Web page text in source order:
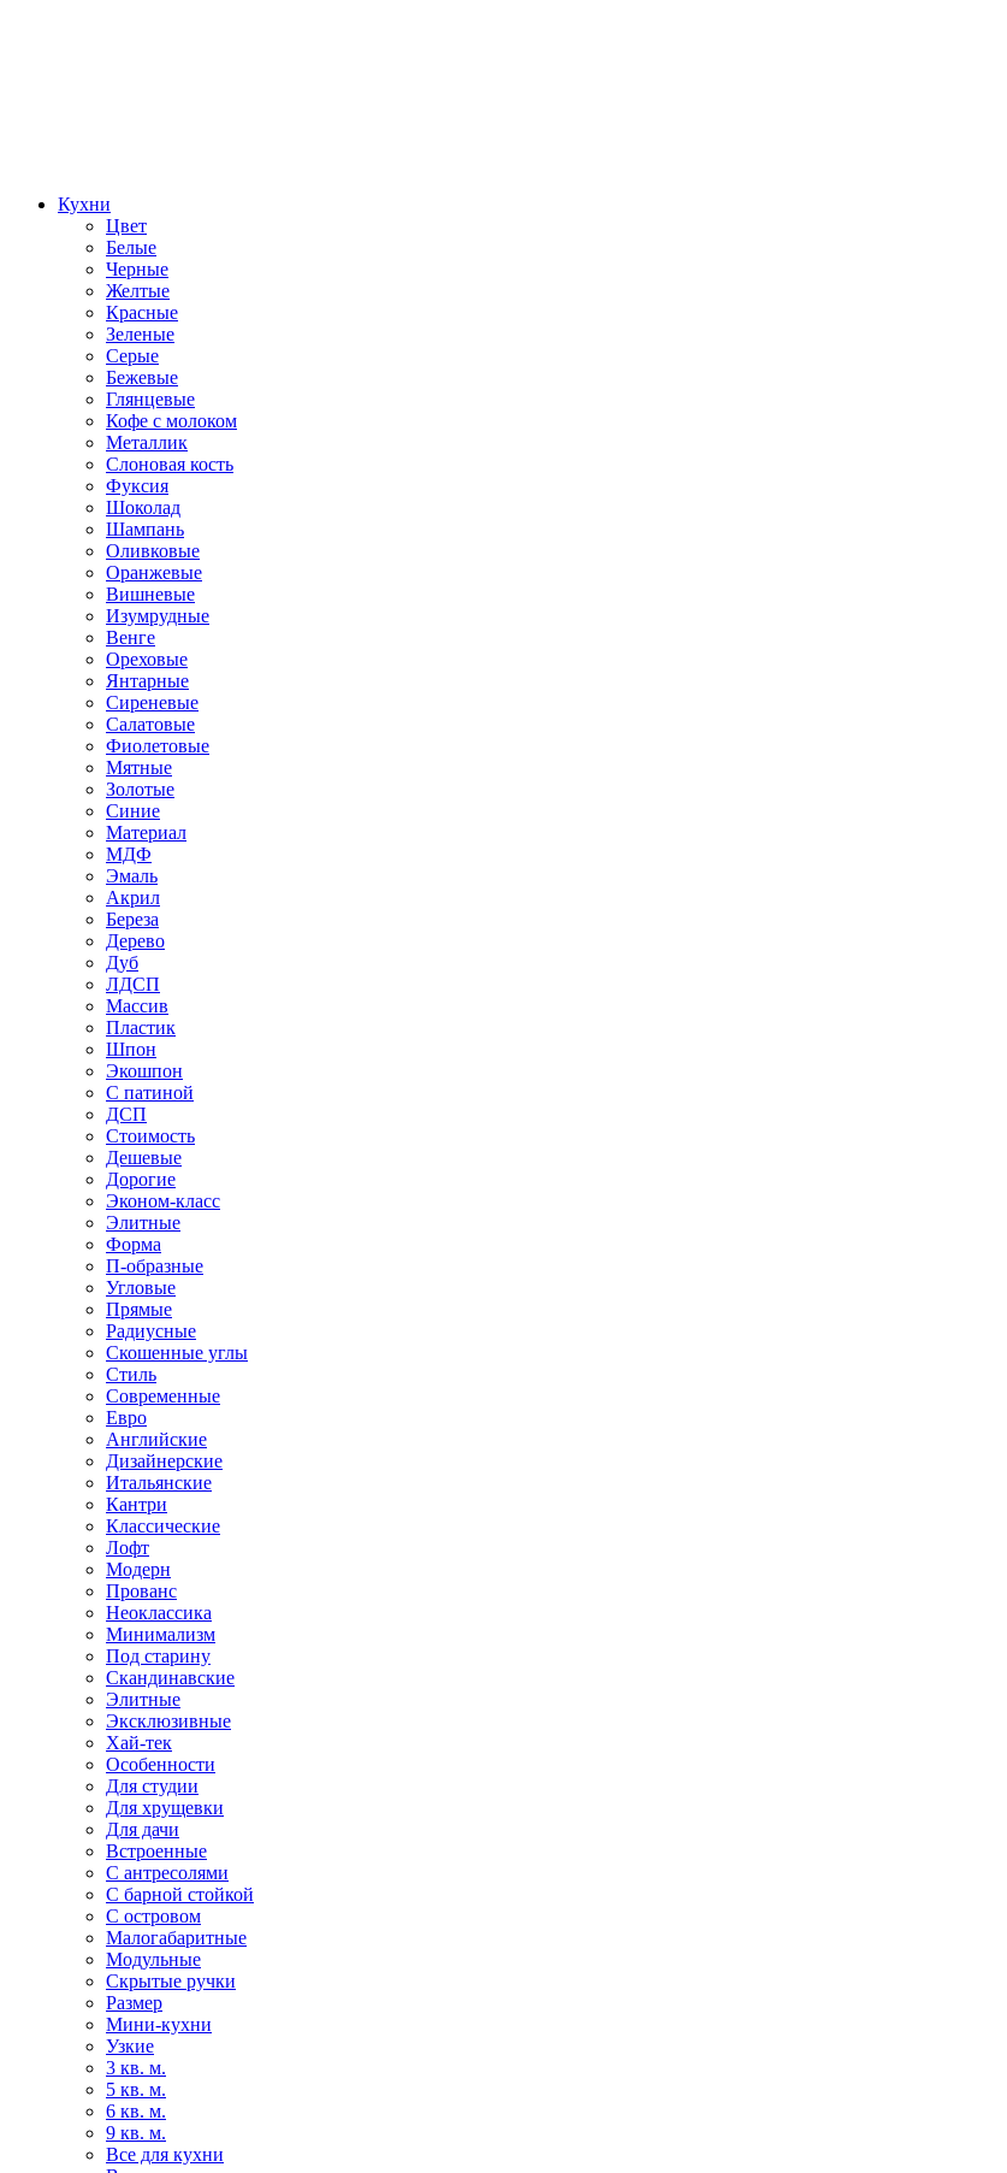
Кухни
Цвет
Белые
Черные
Желтые
Красные
Зеленые
Серые
Бежевые
Глянцевые
Кофе с молоком
Металлик
Слоновая кость
Фуксия
Шоколад
Шампань
Оливковые
Оранжевые
Вишневые
Изумрудные
Венге
Ореховые
Янтарные
Сиреневые
Салатовые
Фиолетовые
Мятные
Золотые
Синие
Материал
МДФ
Эмаль
Акрил
Береза
Дерево
Дуб
ЛДСП
Массив
Пластик
Шпон
Экошпон
С патиной
ДСП
Стоимость
Дешевые
Дорогие
Эконом-класс
Элитные
Форма
П-образные
Угловые
Прямые
Радиусные
Скошенные углы
Стиль
Современные
Евро
Английские
Дизайнерские
Итальянские
Кантри
Классические
Лофт
Модерн
Прованс
Неоклассика
Минимализм
Под старину
Скандинавские
Элитные
Эксклюзивные
Хай-тек
Особенности
Для студии
Для хрущевки
Для дачи
Встроенные
С антресолями
С барной стойкой
С островом
Малогабаритные
Модульные
Скрытые ручки
Размер
Мини-кухни
Узкие
3 кв. м.
5 кв. м.
6 кв. м.
9 кв. м.
Все для кухни